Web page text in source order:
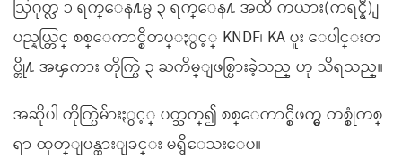
ဩဂုတ္လ ၁ ရက္ေန႔မွ ၃ ရက္ေန႔ အထိ ကယား(ကရင္နီ) ျ
ပည္နယ္တြင္ စစ္ေကာင္စီတပ္ႏွင့္ KNDF၊ KA ပူး ေပါင္းတ
ပ္တို႔ အၾကား တိုက္ပြဲ ၃ ႀကိမ္ျဖစ္ပြားခဲ့သည္ ဟု သိရသည္။
အဆိုပါ တိုက္ပြဲမ်ားႏွင့္ ပတ္သက္၍ စစ္ေကာင္စီဖက္မွ တစ္စုံတစ္
ရာ ထုတ္ျပန္ထားျခင္း မရွိေသးေပ။